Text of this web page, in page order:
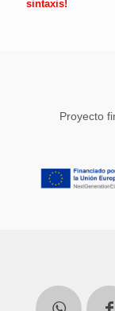
sintaxis!
Proyecto